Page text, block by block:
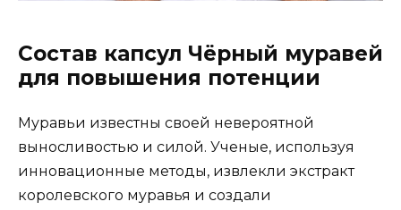
Состав капсул Чёрный муравей
для повышения потенции
Муравьи известны своей невероятной
выносливостью и силой. Ученые, используя
инновационные методы, извлекли экстракт
королевского муравья и создали